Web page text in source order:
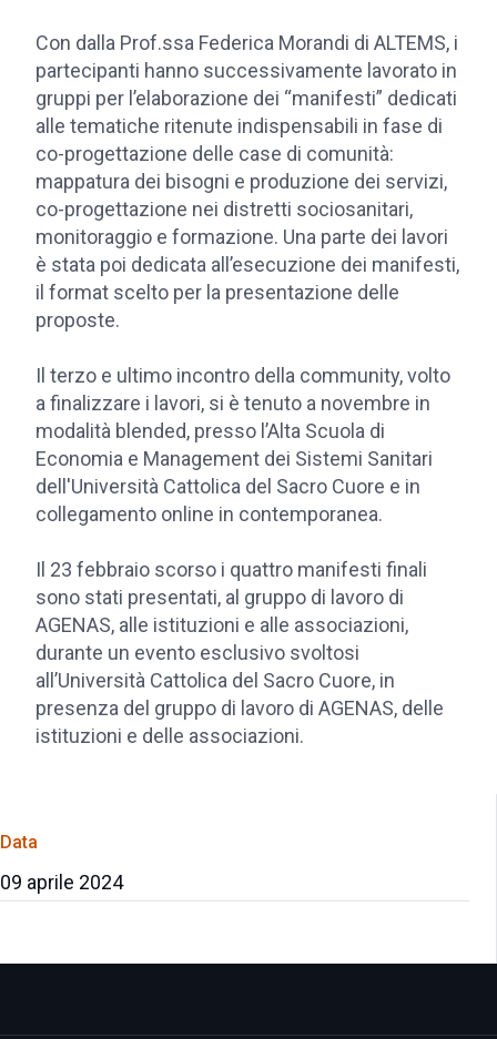
Data
09 aprile 2024
Con dalla Prof.ssa Federica Morandi di ALTEMS, i
partecipanti hanno successivamente lavorato in
gruppi per l’elaborazione dei “manifesti” dedicati
alle tematiche ritenute indispensabili in fase di
co-progettazione delle case di comunità:
mappatura dei bisogni e produzione dei servizi,
co-progettazione nei distretti sociosanitari,
monitoraggio e formazione. Una parte dei lavori
è stata poi dedicata all’esecuzione dei manifesti,
il format scelto per la presentazione delle
proposte.
Il terzo e ultimo incontro della community, volto
a finalizzare i lavori, si è tenuto a novembre in
modalità blended, presso l’Alta Scuola di
Economia e Management dei Sistemi Sanitari
dell'Università Cattolica del Sacro Cuore e in
collegamento online in contemporanea.
Il 23 febbraio scorso i quattro manifesti finali
sono stati presentati, al gruppo di lavoro di
AGENAS, alle istituzioni e alle associazioni,
durante un evento esclusivo svoltosi
all’Università Cattolica del Sacro Cuore, in
presenza del gruppo di lavoro di AGENAS, delle
istituzioni e delle associazioni.